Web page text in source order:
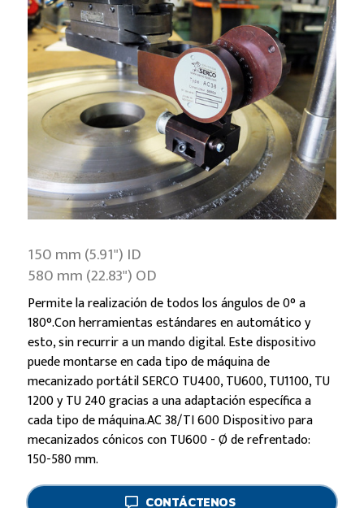
150 mm (5.91") ID
580 mm (22.83") OD
Permite la realización de todos los ángulos de 0° a
180°.Con herramientas estándares en automático y
esto, sin recurrir a un mando digital. Este dispositivo
puede montarse en cada tipo de máquina de
mecanizado portátil SERCO TU400, TU600, TU1100, TU
1200 y TU 240 gracias a una adaptación específica a
cada tipo de máquina.AC 38/TI 600 Dispositivo para
mecanizados cónicos con TU600 - Ø de refrentado:
150-580 mm.
CONTÁCTENOS